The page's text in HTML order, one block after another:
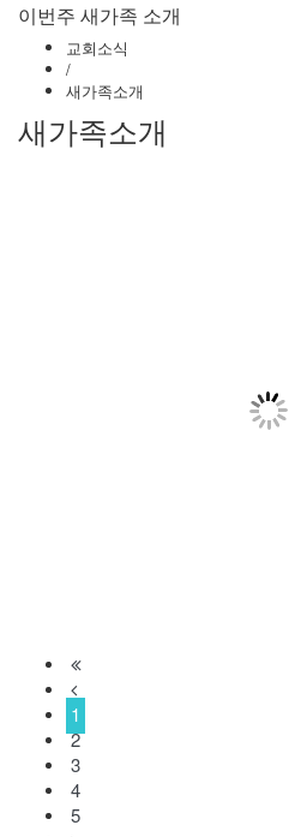
이번주 새가족 소개
교회소식
/
새가족소개
새가족소개
1
2
3
4
5